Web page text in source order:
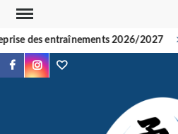
Skip
content
des entraînements 2026/2027
FacebookInstagram
TikTok